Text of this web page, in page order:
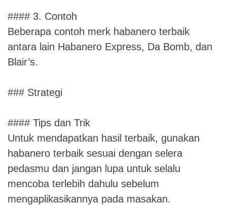
#### 3. Contoh
Beberapa contoh merk habanero terbaik
antara lain Habanero Express, Da Bomb, dan
Blair’s.
### Strategi
#### Tips dan Trik
Untuk mendapatkan hasil terbaik, gunakan
habanero terbaik sesuai dengan selera
pedasmu dan jangan lupa untuk selalu
mencoba terlebih dahulu sebelum
mengaplikasikannya pada masakan.